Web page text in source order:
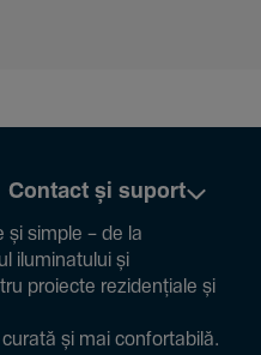
Contact și suport
și simple – de la
ilumi­na­tului și
proiecte rezi­den­țiale și
și mai confor­ta­bilă.